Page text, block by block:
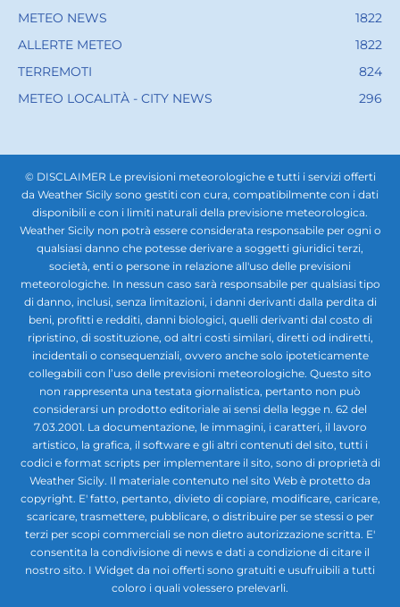
METEO NEWS
1822
ALLERTE METEO
1822
TERREMOTI
824
METEO LOCALITÀ - CITY NEWS
296
© DISCLAIMER Le previsioni meteorologiche e tutti i servizi offerti
da Weather Sicily sono gestiti con cura, compatibilmente con i dati
disponibili e con i limiti naturali della previsione meteorologica.
Weather Sicily non potrà essere considerata responsabile per ogni o
qualsiasi danno che potesse derivare a soggetti giuridici terzi,
società, enti o persone in relazione all'uso delle previsioni
meteorologiche. In nessun caso sarà responsabile per qualsiasi tipo
di danno, inclusi, senza limitazioni, i danni derivanti dalla perdita di
beni, profitti e redditi, danni biologici, quelli derivanti dal costo di
ripristino, di sostituzione, od altri costi similari, diretti od indiretti,
incidentali o consequenziali, ovvero anche solo ipoteticamente
collegabili con l’uso delle previsioni meteorologiche. Questo sito
non rappresenta una testata giornalistica, pertanto non può
considerarsi un prodotto editoriale ai sensi della legge n. 62 del
7.03.2001. La documentazione, le immagini, i caratteri, il lavoro
artistico, la grafica, il software e gli altri contenuti del sito, tutti i
codici e format scripts per implementare il sito, sono di proprietà di
Weather Sicily. Il materiale contenuto nel sito Web è protetto da
copyright. E' fatto, pertanto, divieto di copiare, modificare, caricare,
scaricare, trasmettere, pubblicare, o distribuire per se stessi o per
terzi per scopi commerciali se non dietro autorizzazione scritta. E'
consentita la condivisione di news e dati a condizione di citare il
nostro sito. I Widget da noi offerti sono gratuiti e usufruibili a tutti
coloro i quali volessero prelevarli.